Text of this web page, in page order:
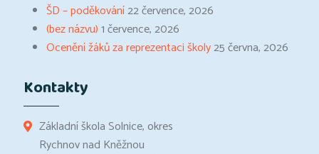
ŠD – poděkování22 července, 2026
(bez názvu)1 července, 2026
Ocenění žáků za reprezentaci školy25 června, 2026
Kontakty
Základní škola Solnice, okres
Rychnov nad Kněžnou